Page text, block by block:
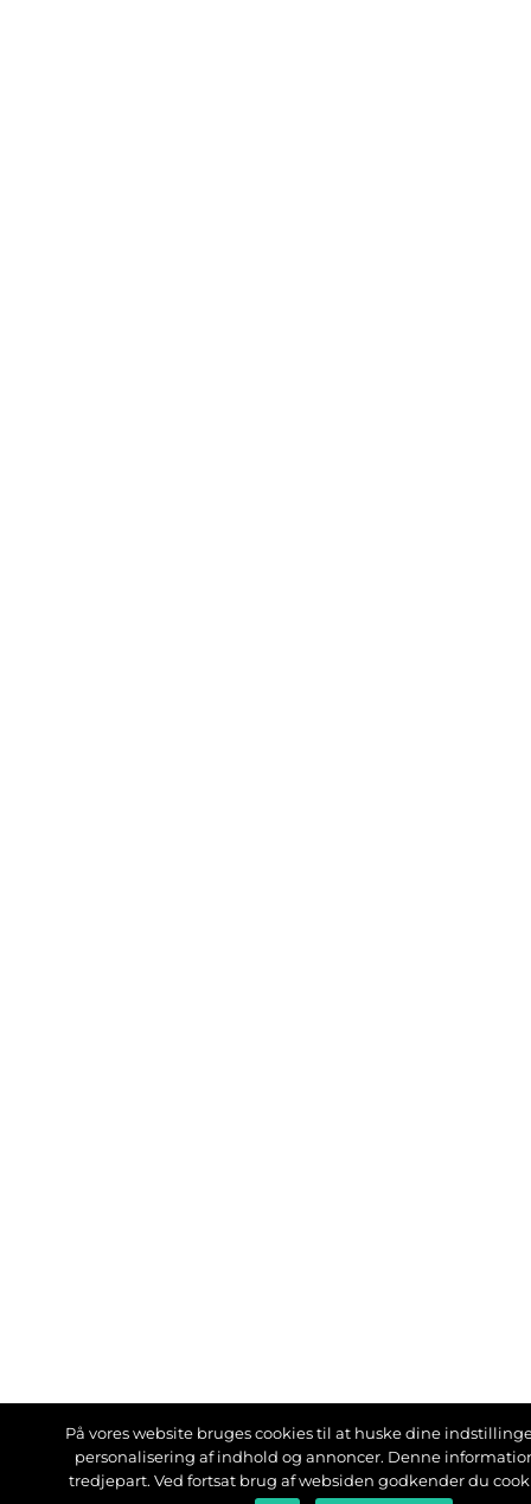
På vores website bruges cookies til at huske dine
personalisering af indhold og annoncer. Denne
tredjepart. Ved fortsat brug af websiden godkender du